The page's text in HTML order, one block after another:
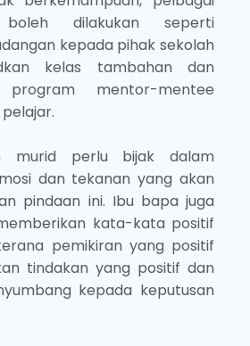
dilakukan seperti
kepada pihak sekolah
kelas tambahan dan
program mentor-mentee
murid perlu bijak dalam
dan tekanan yang akan
pindaan ini. Ibu bapa juga
kata-kata positif
pemikiran yang positif
tindakan yang positif dan
kepada keputusan